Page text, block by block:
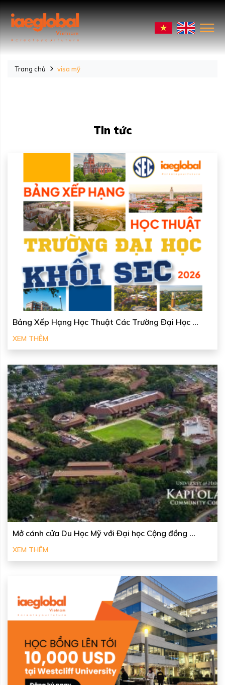
Trang chủ visa mỹ
Tin tức
Bảng Xếp Hạng Học Thuật Các Trường Đại Học ...
XEM THÊM
Mở cánh cửa Du Học Mỹ với Đại học Cộng đồng ...
XEM THÊM